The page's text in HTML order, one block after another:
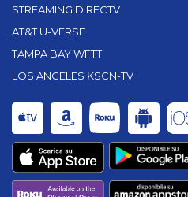
STREAMING DIRECTV
AT&T U-VERSE
TAMPA BAY WFTT
LOS ANGELES KSCN-TV